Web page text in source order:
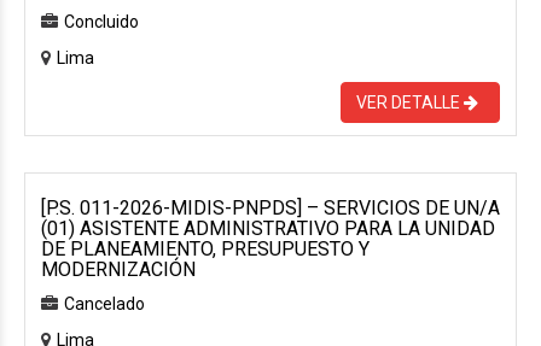
Concluido
Lima
VER DETALLE
[P.S. 011-2026-MIDIS-PNPDS] – SERVICIOS DE UN/A
(01) ASISTENTE ADMINISTRATIVO PARA LA UNIDAD
DE PLANEAMIENTO, PRESUPUESTO Y
MODERNIZACIÓN
Cancelado
Lima